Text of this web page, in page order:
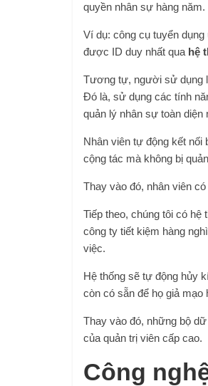
quyền nhân sự hàng năm.
Ví dụ: công cụ tuyển
được ID duy nhất qua hệ
Tương tự, người sử dụng
Đó là, sử dụng các tính
quản lý nhân sự toàn diện
Nhân viên tự động kết nối
cộng tác mà không bị
Thay vào đó, nhân viên
Tiếp theo, chúng tôi có
công ty tiết kiệm hàng
việc.
Hệ thống sẽ tự động hủy
còn có sẵn để họ giả mạo
Thay vào đó, những bộ
của quản trị viên cấp cao.
Công